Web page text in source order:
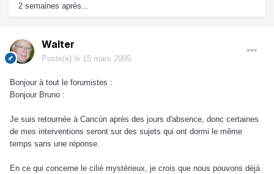
2 semaines après...
Walter
Posté(e) le 15 mars 2005
Bonjour à tout le forumistes :
Bonjour Bruno :
Je suis retournée à Cancún après des jours d'absence, donc certaines
de mes interventions seront sur des sujets qui ont dormi le même
temps sans une réponse.
En ce qui concerne le cilié mystérieux, je crois que nous pouvons déjà